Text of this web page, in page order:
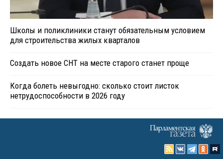
Школы и поликлиники станут обязательным условием
для строительства жилых кварталов
Создать новое СНТ на месте старого станет проще
Когда болеть невыгодно: сколько стоит листок
нетрудоспособности в 2026 году